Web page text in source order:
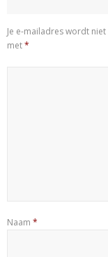
Je e-mailadres wordt
met*
Naam *